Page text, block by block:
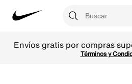
Envíos gratis por compras
Términos y